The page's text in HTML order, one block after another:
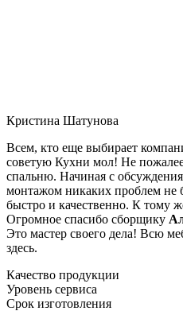
Кристина Шатунова
Всем, кто еще выбирает
советую Кухни мол! Не
спальню. Начиная с обсуждения
монтажом никаких проблем не
быстро и качественно. К тому
Огромное спасибо сборщику
Это мастер своего дела! Всю
здесь.
Качество продукции
Уровень сервиса
Срок изготовления